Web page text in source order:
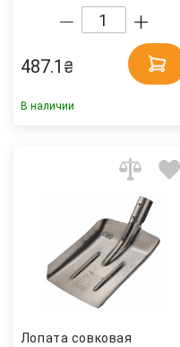
(4061349036934) S&R
487.1 ₴
В наличии
Лопата совковая